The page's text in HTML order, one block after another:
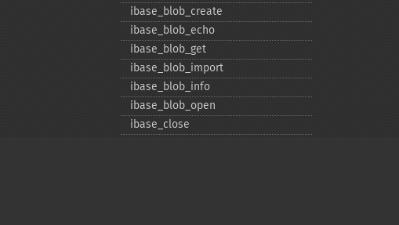
ibase_​blob_​create
ibase_​blob_​echo
ibase_​blob_​get
ibase_​blob_​import
ibase_​blob_​info
ibase_​blob_​open
ibase_​close